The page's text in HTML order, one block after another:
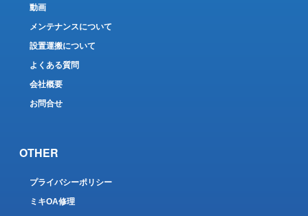
動画
メンテナンスについて
設置運搬について
よくある質問
会社概要
お問合せ
OTHER
プライバシーポリシー
ミキOA修理